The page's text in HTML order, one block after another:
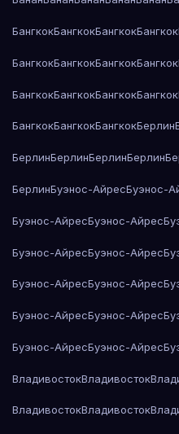
БангкокБангкокБангкокБангкок
БангкокБангкокБангкокБангкок
БангкокБангкокБангкокБангкок
БангкокБангкокБангкокБерлин
БерлинБерлинБерлинБерлин
БерлинБуэнос-АйресБуэнос-
Буэнос-АйресБуэнос-Айрес
Буэнос-АйресБуэнос-Айрес
Буэнос-АйресБуэнос-Айрес
Буэнос-АйресБуэнос-Айрес
Буэнос-АйресБуэнос-Айрес
ВладивостокВладивосток
ВладивостокВладивосток